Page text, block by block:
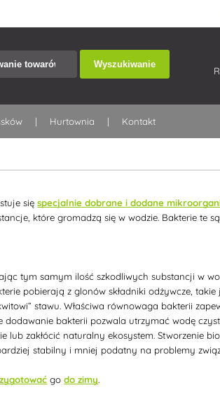
Wyszukiwanie
Hurtownia Kontakt
sięspecjalnie dobrane i dodane
które gromadzą się w wodzie. Bakterie te
tym samym ilość szkodliwych substancji w
pobierają z glonów składniki odżywcze,
stawu. Właściwa równowaga bakterii
bakterii pozwala utrzymać wodę
zakłócić naturalny ekosystem. Stworzenie
stabilny i mniej podatny na problemy
godo zimy.